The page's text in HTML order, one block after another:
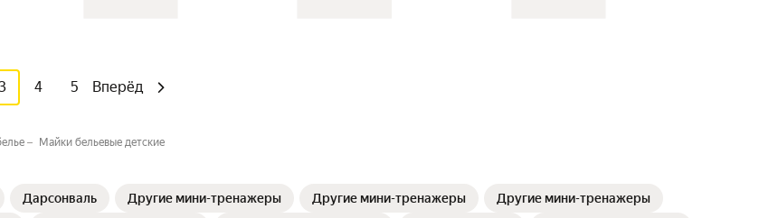
4 5 Вперёд
Майки бельевые детские
Дарсонваль Другие мини-тренажеры Другие мини-тренажеры
Другие мини-тренажеры